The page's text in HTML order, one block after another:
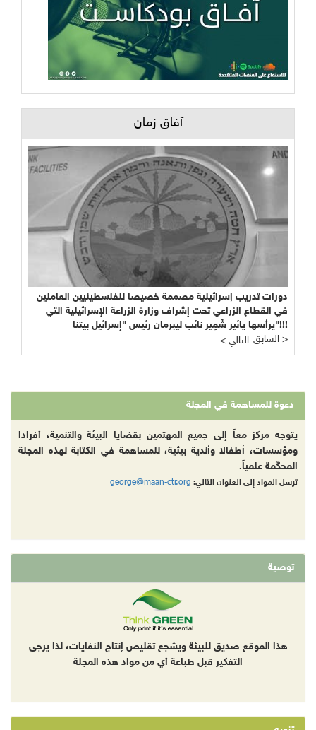
آفاق زمان
دورات تدريب إسرائيلية مصممة خصيصا للفلسطينيين العاملين
في القطاع الزراعي تحت إشراف وزارة الزراعة الإسرائيلية التي
يرأسها يائير شَمِير نائب ليبرمان رئيس "إسرائيل بيتنا"!!!
< التالي
السابق >
دعوة للمساهمة في المجلة
يتوجه مركز معاً إلى جميع المهتمين بقضايا البيئة والتنمية، أفرادا
ومؤسسات، أطفالا وأندية بيئية، للمساهمة في الكتابة لهذه المجلة
المحكّمة علمياً.
ترسل المواد إلى العنوان التالي: george@maan-ctr.org
توصية
هذا الموقع صديق للبيئة ويشجع تقليص إنتاج النفايات، لذا يرجى
التفكير قبل طباعة أي من مواد هذه المجلة